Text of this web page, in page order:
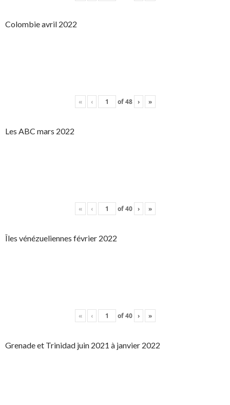
Colombie avril 2022
« ‹ of48 › »
Les ABC mars 2022
« ‹ of40 › »
Îles vénézueliennes février 2022
« ‹ of40 › »
Grenade et Trinidad juin 2021 à janvier 2022